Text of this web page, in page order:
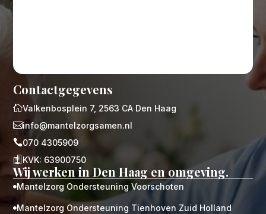
Contactgegevens
Valkenbosplein 7, 2563 CA Den Haag
info@mantelzorgsamen.nl
070 4305909
 KVK: 63900750
Wij werken in Den Haag en omgeving.
 Mantelzorg Ondersteuning Voorschoten
 Mantelzorg Ondersteuning Tienhoven Zuid Holland